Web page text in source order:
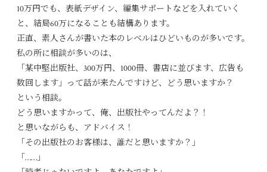
10万円でも、表紙デザイン、編集サポートなどを入れていく
と、結局60万になることも結構あります。
正直、素人さんが書いた本のレベルはひどいものが多いです。
私の所に相談が多いのは、
「某中堅出版社、300万円、1000冊、書店に並びます、広告も
数回します」って話が来たんですけど、どう思いますか？
という相談。
どう思いますかって、俺、出版社やってんだよ？！
と思いながらも、アドバイス！
「その出版社のお客様は、誰だと思いますか？」
「……」